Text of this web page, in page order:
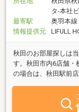
タ‐本社
最寄駅
奥羽本線
情報提供元
LIFULL
秋田のお部屋探しは
す。秋田市内6店舗・
の場合は、秋田駅前